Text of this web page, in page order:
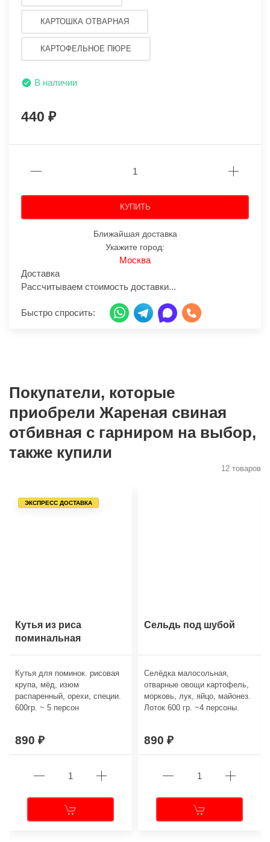
КАРТОШКА ОТВАРНАЯ
КАРТОФЕЛЬНОЕ ПЮРЕ
В наличии
440
КУПИТЬ
Ближайшая доставка
Укажите город:
Москва
Доставка
Рассчитываем стоимость доставки...
Быстро спросить:
Покупатели, которые
приобрели Жареная свиная
отбивная с гарниром на выбор,
также купили
12 товаров
ЭКСПРЕСС ДОСТАВКА
Кутья из риса
поминальная
Кутья для поминок. рисовая
крупа, мёд, изюм
распаренный, орехи, специи.
600гр. ~ 5 персон
890
Сельдь под шубой
Селёдка малосольная,
отварные овощи картофель,
морковь, лук, яйцо, майонез.
Лоток 600 гр. ~4 персоны.
890